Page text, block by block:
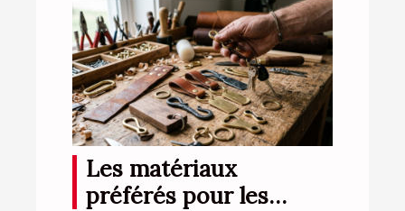
Les matériaux
préférés pour les